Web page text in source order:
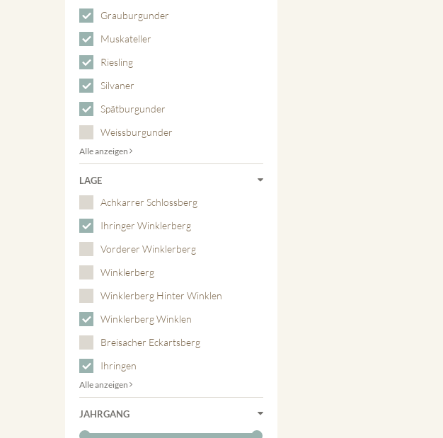
Grauburgunder
Muskateller
Riesling
Silvaner
Spätburgunder
Weissburgunder
Alle anzeigen
LAGE
Achkarrer Schlossberg
Ihringer Winklerberg
Vorderer Winklerberg
Winklerberg
Winklerberg Hinter Winklen
Winklerberg Winklen
Breisacher Eckartsberg
Ihringen
Alle anzeigen
JAHRGANG